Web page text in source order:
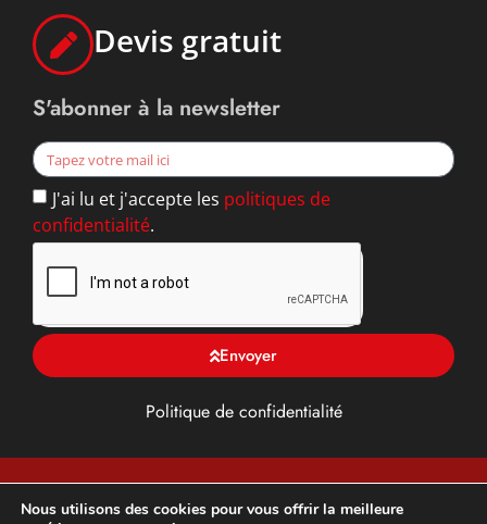
Devis gratuit
S'abonner à la newsletter
J'ai lu et j'accepte les politiques de
confidentialité.
Envoyer
Politique de confidentialité
TFG ALU, Toiture, façade et Gouttière en Yvelines (78),
Nous utilisons des cookies pour vous offrir la meilleure